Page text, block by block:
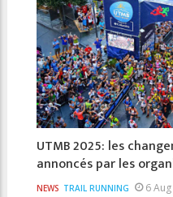
UTMB 2025: les
annoncés par les
NEWS TRAIL RUNNING 6